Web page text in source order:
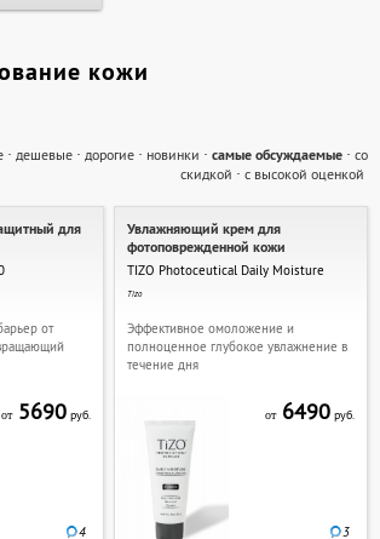
кожи
· дешевые · дорогие · новинки · самые обсуждаемые · со
скидкой · с высокой оценкой
для
от
от5690руб.
4
Увлажняющий крем для
фотоповрежденной кожи
TIZO Photoceutical Daily Moisture
Tizo
Эффективное омоложение и
полноценное глубокое увлажнение в
течение дня
от6490руб.
3